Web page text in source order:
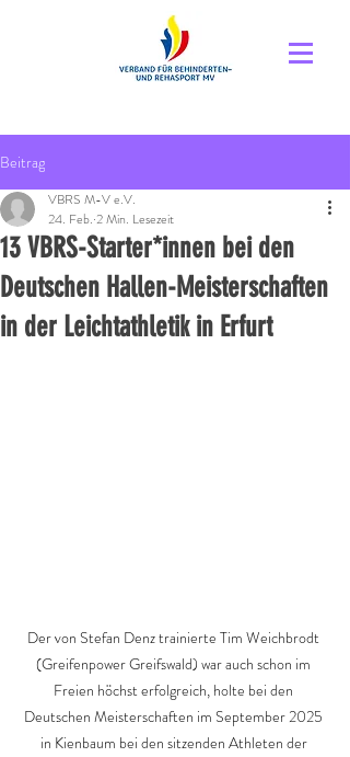
Beitrag
13 VBRS-Starter*innen bei den
Deutschen Hallen-Meisterschaften
in der Leichtathletik in Erfurt
VBRS M-V e.V.
24. Feb. 2 Min. Lesezeit
Der von Stefan Denz trainierte Tim Weichbrodt
(Greifenpower Greifswald) war auch schon im
Freien höchst erfolgreich, holte bei den
Deutschen Meisterschaften im September 2025
in Kienbaum bei den sitzenden Athleten der